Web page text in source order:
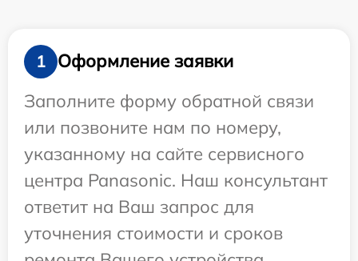
1
Оформление заявки
Заполните форму обратной связи
или позвоните нам по номеру,
указанному на сайте сервисного
центра Panasonic. Наш консультант
ответит на Ваш запрос для
уточнения стоимости и сроков